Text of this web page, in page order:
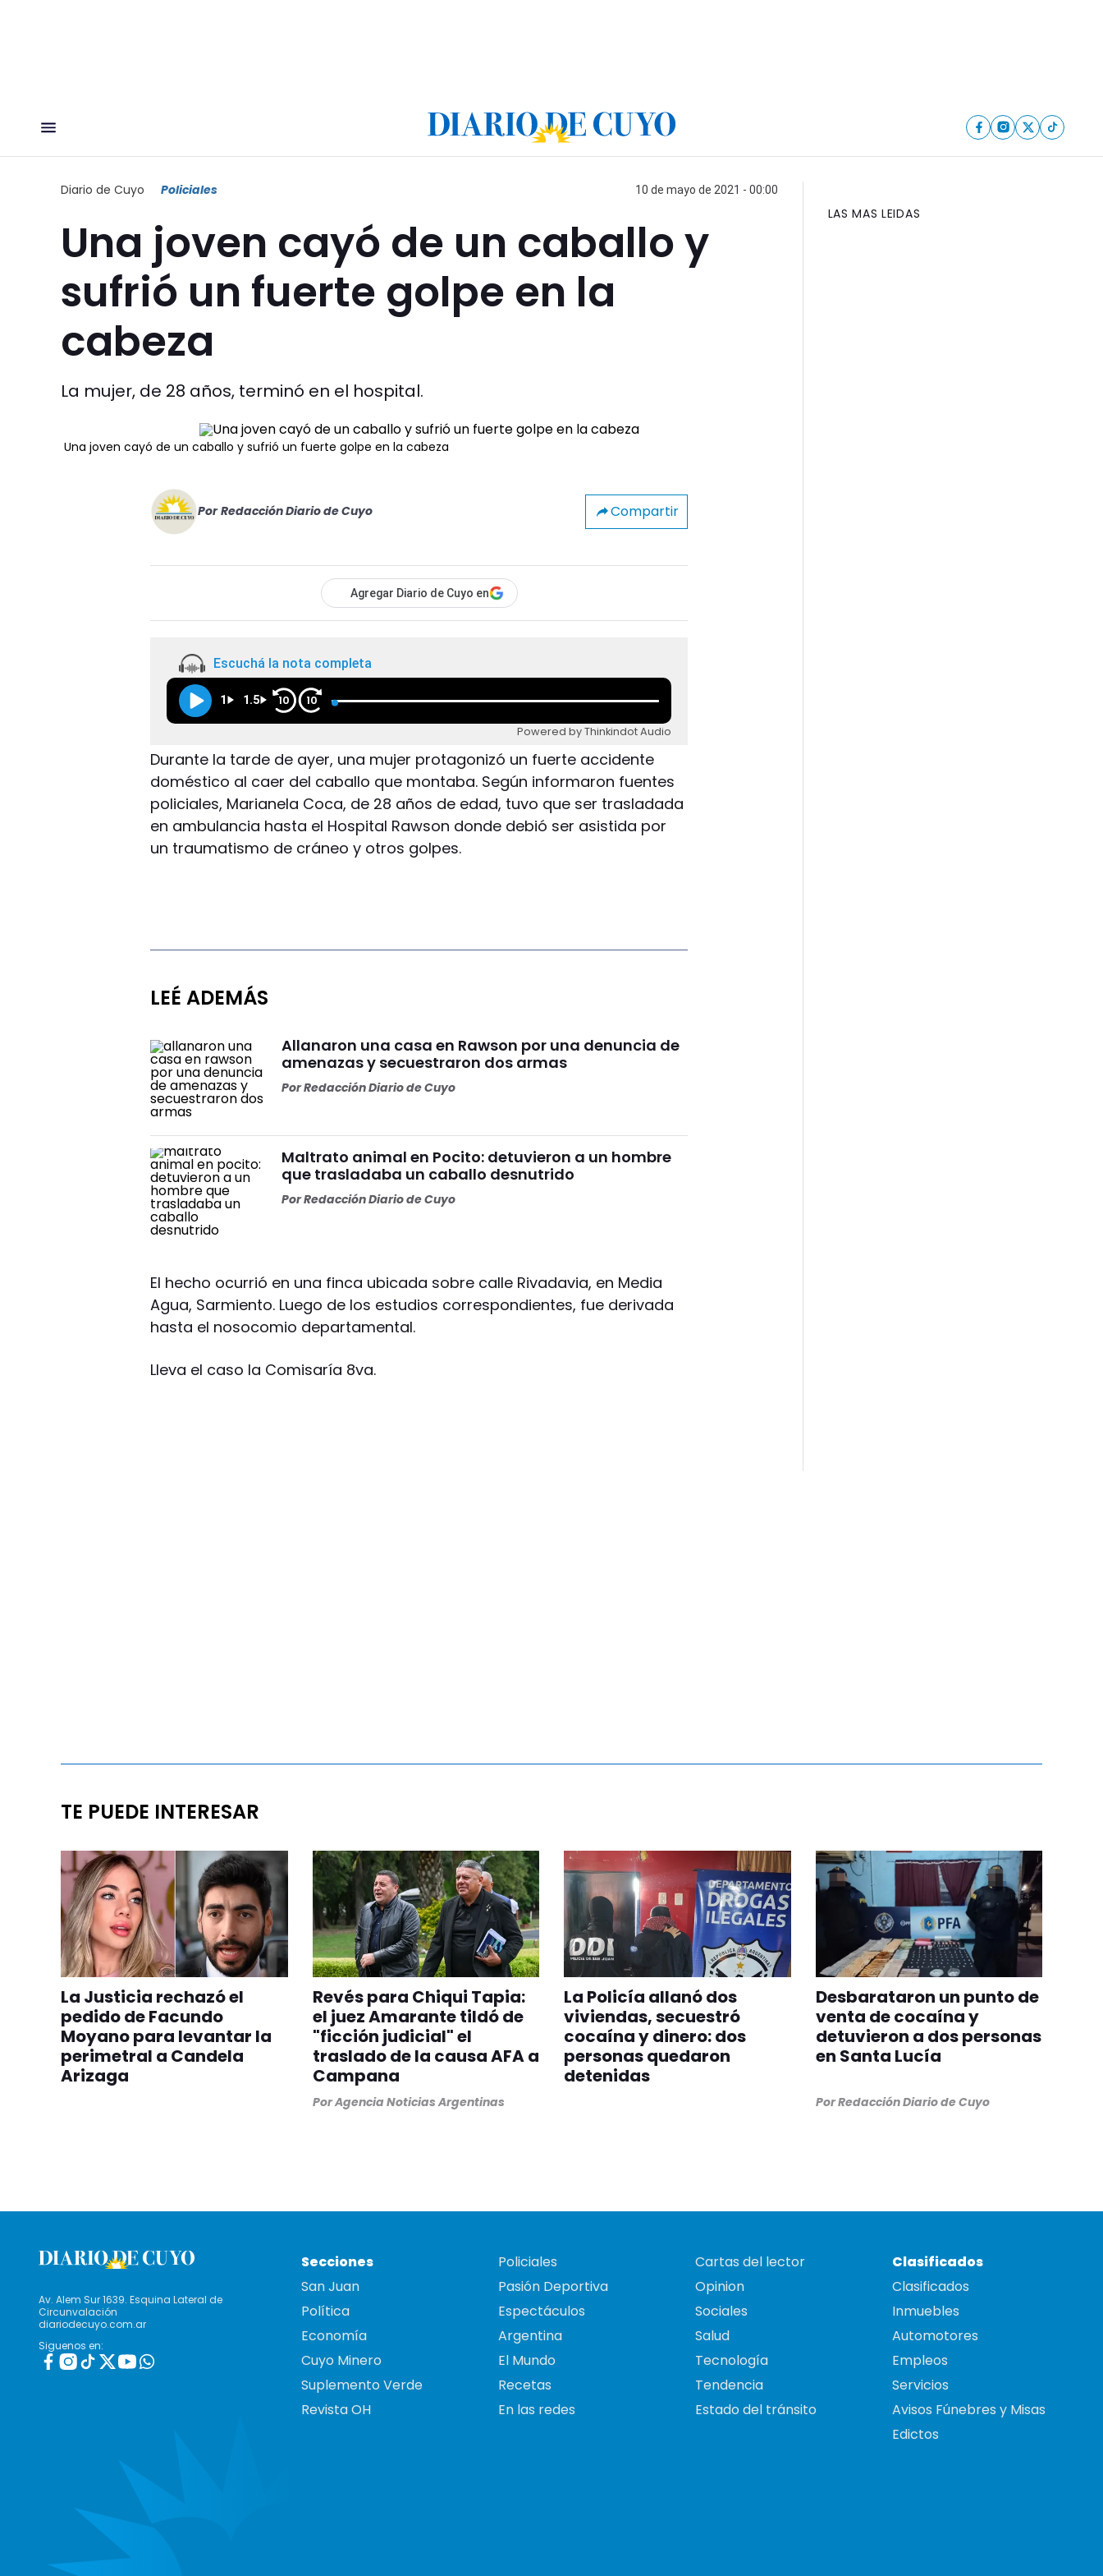
Diario de Cuyo Policiales 10 de mayo de 2021 - 00:00
Una joven cayó de un caballo y
sufrió un fuerte golpe en la
cabeza
La mujer, de 28 años, terminó en el hospital.
Una joven cayó de un caballo y sufrió un fuerte golpe en la cabeza
Por Redacción Diario de Cuyo Compartir
Agregar Diario de Cuyo en
Escuchá la nota completa
1 1.5 10 10
Powered by Thinkindot Audio
Durante la tarde de ayer, una mujer protagonizó un fuerte accidente
doméstico al caer del caballo que montaba. Según informaron fuentes
policiales, Marianela Coca, de 28 años de edad, tuvo que ser trasladada
en ambulancia hasta el Hospital Rawson donde debió ser asistida por
un traumatismo de cráneo y otros golpes.
LEÉ ADEMÁS
Allanaron una casa en Rawson por una denuncia de
amenazas y secuestraron dos armas
PorRedacción Diario de Cuyo
Maltrato animal en Pocito: detuvieron a un hombre
que trasladaba un caballo desnutrido
PorRedacción Diario de Cuyo
El hecho ocurrió en una finca ubicada sobre calle Rivadavia, en Media
Agua, Sarmiento. Luego de los estudios correspondientes, fue derivada
hasta el nosocomio departamental.
Lleva el caso la Comisaría 8va.
LAS MAS LEIDAS
TE PUEDE INTERESAR
La Justicia rechazó el
pedido de Facundo
Moyano para levantar la
perimetral a Candela
Arizaga
Revés para Chiqui Tapia:
el juez Amarante tildó de
"ficción judicial" el
traslado de la causa AFA a
Campana
PorAgencia Noticias Argentinas
La Policía allanó dos
viviendas, secuestró
cocaína y dinero: dos
personas quedaron
detenidas
Desbarataron un punto de
venta de cocaína y
detuvieron a dos personas
en Santa Lucía
PorRedacción Diario de Cuyo
Av. Alem Sur 1639. Esquina Lateral de
Circunvalación
diariodecuyo.com.ar
Siguenos en:
Secciones
San Juan
Política
Economía
Cuyo Minero
Suplemento Verde
Revista OH
Policiales
Pasión Deportiva
Espectáculos
Argentina
El Mundo
Recetas
En las redes
Cartas del lector
Opinion
Sociales
Salud
Tecnología
Tendencia
Estado del tránsito
Clasificados
Clasificados
Inmuebles
Automotores
Empleos
Servicios
Avisos Fúnebres y Misas
Edictos